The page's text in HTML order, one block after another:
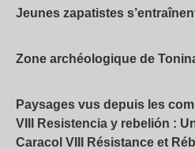
Jeunes zapatistes
Zone archéologique de
Paysages vus depuis les
VIII Resistencia y rebelión :
Caracol VIII Résistance et